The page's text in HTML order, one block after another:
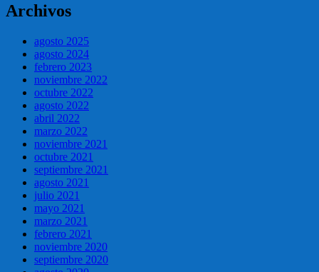
Archivos
agosto 2025
agosto 2024
febrero 2023
noviembre 2022
octubre 2022
agosto 2022
abril 2022
marzo 2022
noviembre 2021
octubre 2021
septiembre 2021
agosto 2021
julio 2021
mayo 2021
marzo 2021
febrero 2021
noviembre 2020
septiembre 2020